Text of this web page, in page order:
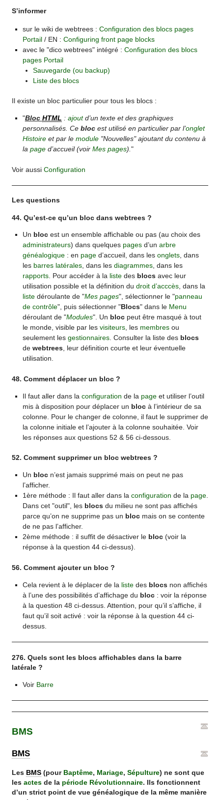
S’informer
sur le wiki de webtrees : Configuration des blocs pages
Portail/ EN : Configuring front page blocks
avec le "dico webtrees" intégré : Configuration des blocs
pages Portail
Sauvegarde (ou backup)
Liste des blocs
Il existe un bloc particulier pour tous les blocs :
"Bloc HTML : ajoutd’un texte et des graphiques
personnalisés. Ce blocest utilisé en particulier par l’onglet
Histoireet par le module"Nouvelles" ajoutant du contenu à
la paged’accueil (voir Mes pages). "
Voir aussiConfiguration
Les questions
44. Qu’est-ce qu’un bloc dans webtrees ?
Un blocest un ensemble affichable ou pas (au choix des
administrateurs) dans quelques pagesd’un arbre
généalogique: en paged’accueil, dans les onglets, dans
les barres latérales, dans les diagrammes, dans les
rapports. Pour accéder à la listedes blocsavec leur
utilisation possible et la définition du droit d’acccès, dans la
listedéroulante de "Mes pages", sélectionner le "panneau
de contrôle", puis sélectionner "Blocs" dans le Menu
déroulant de "Modules". Un blocpeut être masqué à tout
le monde, visible par les visiteurs, les membresou
seulement les gestionnaires. Consulter la liste des blocs
de webtrees, leur définition courte et leur éventuelle
utilisation.
48. Comment déplacer un bloc ?
Il faut aller dans la configuration de la pageet utiliser l’outil
mis à disposition pour déplacer un blocà l’intérieur de sa
colonne. Pour le changer de colonne, il faut le supprimer de
la colonne initiale et l’ajouter à la colonne souhaitée. Voir
les réponses aux questions 52 & 56 ci-dessous.
52. Comment supprimer un bloc webtrees ?
Un blocn’est jamais supprimé mais on peut ne pas
l’afficher.
1ère méthode : Il faut aller dans la configuration de la page.
Dans cet "outil", les blocsdu milieu ne sont pas affichés
parce qu’on ne supprime pas un blocmais on se contente
de ne pas l’afficher.
2ème méthode : il suffit de désactiver le bloc(voir la
réponse à la question 44 ci-dessus).
56. Comment ajouter un bloc ?
Cela revient à le déplacer de la listedes blocsnon affichés
à l’une des possibilités d’affichage du bloc: voir la réponse
à la question 48 ci-dessus. Attention, pour qu’il s’affiche, il
faut qu’il soit activé : voir la réponse à la question 44 ci-
dessus.
276. Quels sont les blocs affichables dans la barre
latérale ?
Voir Barre
BMS
BMS
Les BMS (pour Baptême, Mariage,Sépulture) ne sont que
lesactes de la période Révolutionnaire. Ils fonctionnent
d’un strict point de vue généalogique de la même manière